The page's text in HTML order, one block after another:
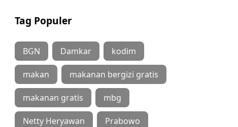
Tag Populer
BGN Damkar kodim
makan makanan bergizi gratis
makanan gratis mbg
Netty Heryawan Prabowo